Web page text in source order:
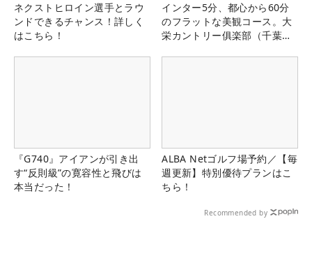
ネクストヒロイン選手とラウ
ンドできるチャンス！詳しく
はこちら！
インター5分、都心から60分
のフラットな美観コース。大
栄カントリー俱楽部（千葉
『G740』アイアンが引き出
す“反則級”の寛容性と飛びは
本当だった！
ALBA Netゴルフ場予約／【毎
週更新】特別優待プランはこ
ちら！
Recommended by